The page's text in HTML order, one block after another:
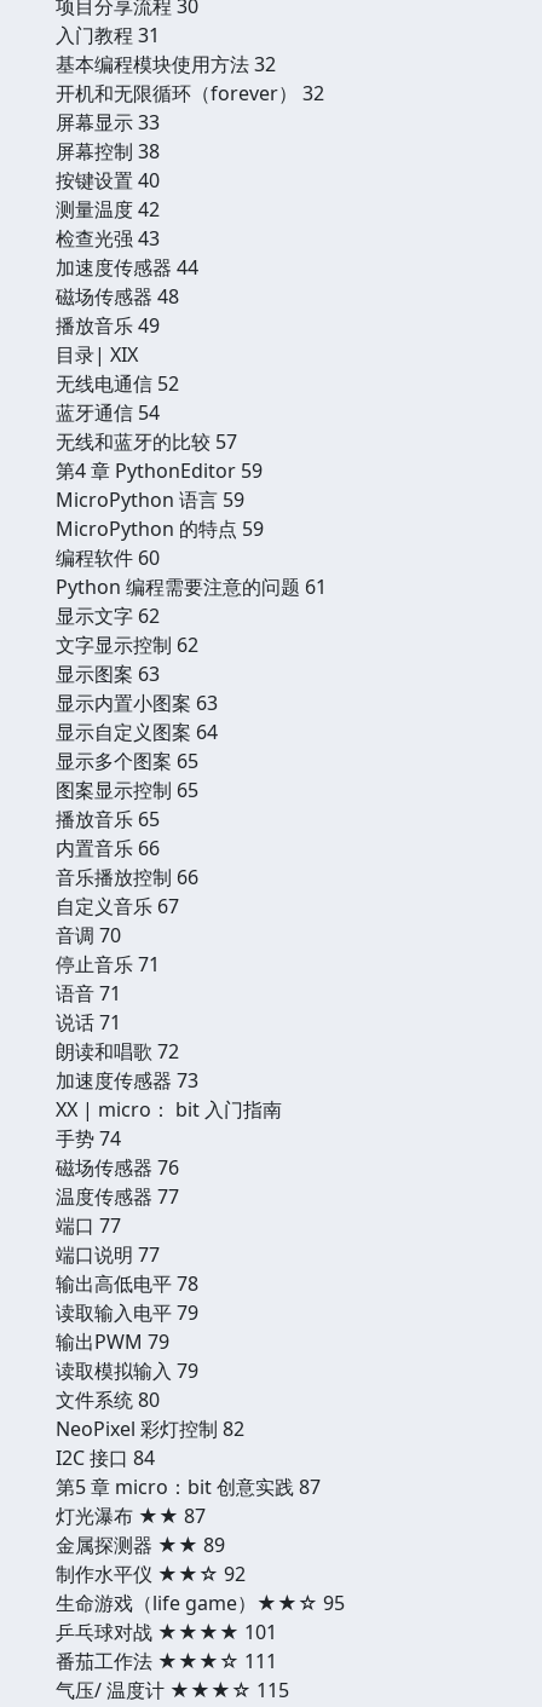
项目分享流程 30
入门教程 31
基本编程模块使用方法 32
开机和无限循环（forever） 32
屏幕显示 33
屏幕控制 38
按键设置 40
测量温度 42
检查光强 43
加速度传感器 44
磁场传感器 48
播放音乐 49
目录| XIX
无线电通信 52
蓝牙通信 54
无线和蓝牙的比较 57
第4 章 PythonEditor 59
MicroPython 语言 59
MicroPython 的特点 59
编程软件 60
Python 编程需要注意的问题 61
显示文字 62
文字显示控制 62
显示图案 63
显示内置小图案 63
显示自定义图案 64
显示多个图案 65
图案显示控制 65
播放音乐 65
内置音乐 66
音乐播放控制 66
自定义音乐 67
音调 70
停止音乐 71
语音 71
说话 71
朗读和唱歌 72
加速度传感器 73
XX | micro： bit 入门指南
手势 74
磁场传感器 76
温度传感器 77
端口 77
端口说明 77
输出高低电平 78
读取输入电平 79
输出PWM 79
读取模拟输入 79
文件系统 80
NeoPixel 彩灯控制 82
I2C 接口 84
第5 章 micro：bit 创意实践 87
灯光瀑布 ★★ 87
金属探测器 ★★ 89
制作水平仪 ★★☆ 92
生命游戏（life game）★★☆ 95
乒乓球对战 ★★★★ 101
番茄工作法 ★★★☆ 111
气压/ 温度计 ★★★☆ 115